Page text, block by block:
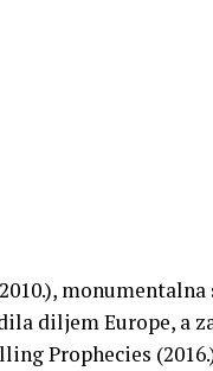
diljem Europe, a
Prophecies